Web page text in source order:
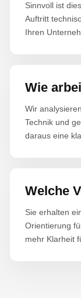
Sinnvoll ist
Auftritt
Ihren
Wie
Wir
Technik und
daraus eine
Welche
Sie erhalten
Orientierung
mehr Klarheit